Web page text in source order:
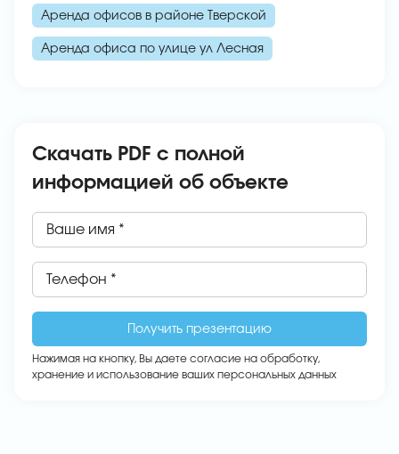
Аренда офисов в районе Тверской
Аренда офиса по улице ул Лесная
Скачать PDF с полной
информацией об объекте
Ваше имя *
Телефон *
Нажимая на кнопку, Вы даете согласие на обработку,
хранение и использование ваших персональных данных